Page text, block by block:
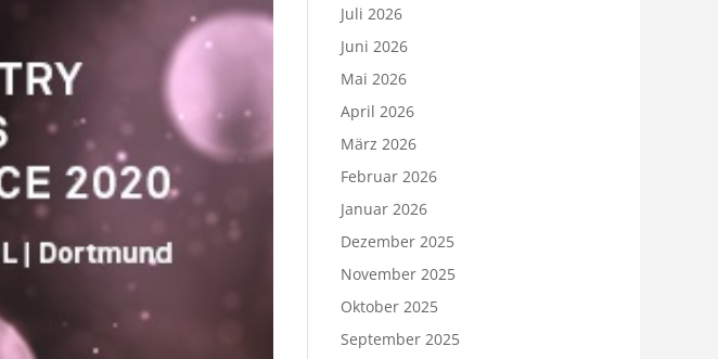
Juli 2026
Juni 2026
Mai 2026
April 2026
März 2026
Februar 2026
Januar 2026
Dezember 2025
November 2025
Oktober 2025
September 2025